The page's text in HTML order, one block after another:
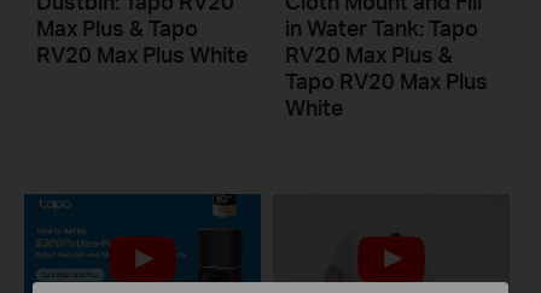
Max Plus & Tapo
RV20 Max Plus White
in Water Tank: Tapo
RV20 Max Plus &
Tapo RV20 Max Plus
White